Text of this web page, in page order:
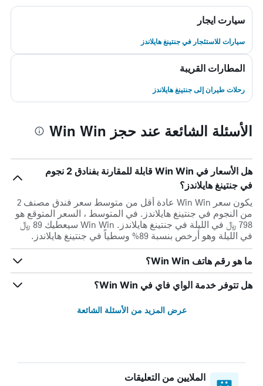
سيارت ايجار
سيارات للاستئجار في جنتينغ هايلاندز
المطارات القريبة
رحلات طيران إلى جنتينغ هايلاندز
الأسئلة الشائعة عند حجز Win Win
هل الأسعار في Win Win قابلة للمقارنة بفنادق 2 نجوم
في جنتينغ هايلاندز؟
يكون سعر Win Win عادة أقل من متوسط ​​سعر فندق مصنف 2
من النجوم في جنتينغ هايلاندز. في المتوسط ، السعر المتوقع هو
798 ﷼ في الليلة في جنتينغ هايلاندز. Win Win سيعطيك 89 ﷼
في الليلة وهو أرخص بنسبة 89% وسطياً في جنتينغ هايلاندز.
ما هو رقم هاتف Win Win؟
هل تتوفر خدمة الواي فاي في Win Win؟
عرض المزيد من الأسئلة الشائعة
الملايين من التعليقات